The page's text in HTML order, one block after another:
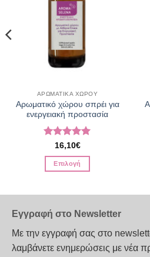
ΑΡΩΜΑΤΙΚΑ ΧΩΡΟΥ
Αρωματικό χώρου σπρέι για
ενεργειακή προστασία
Βαθμολογήθηκε
με5από 5
16,10€
Επιλογή
έχει
πολλαπλές
παραλλαγές.
Οι
Εγγραφή στο Newsletter
Με την εγγραφή σας στο
λαμβάνετε ενημερώσεις με νέα